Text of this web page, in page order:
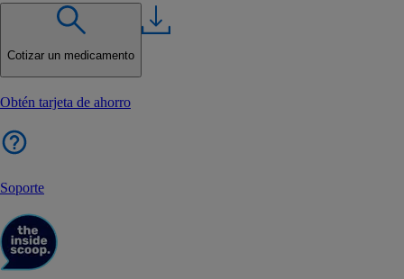
Cotizar un medicamento
Obtén tarjeta de ahorro
Soporte